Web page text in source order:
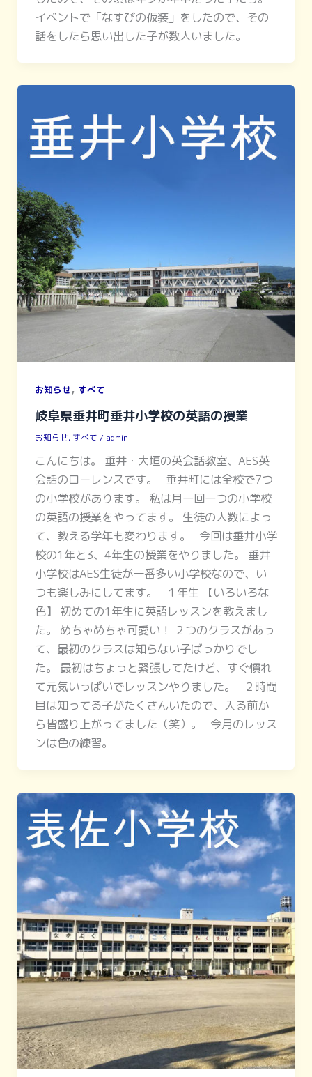
イベントで「なすびの仮装」をしたので、その
話をしたら思い出した子が数人いました。
お知らせ, すべて
岐阜県垂井町垂井小学校の英語の授業
お知らせ, すべて / admin
こんにちは。 垂井・大垣の英会話教室、AES英
会話のローレンスです。 垂井町には全校で7つ
の小学校があります。 私は月一回一つの小学校
の英語の授業をやってます。 生徒の人数によっ
て、教える学年も変わります。 今回は垂井小学
校の1年と3、4年生の授業をやりました。 垂井
小学校はAES生徒が一番多い小学校なので、い
つも楽しみにしてます。 １年生 【いろいろな
色】 初めての1年生に英語レッスンを教えまし
た。 めちゃめちゃ可愛い！ ２つのクラスがあっ
て、最初のクラスは知らない子ばっかりでし
た。 最初はちょっと緊張してたけど、すぐ慣れ
て元気いっぱいでレッスンやりました。 ２時間
目は知ってる子がたくさんいたので、入る前か
ら皆盛り上がってました（笑）。 今月のレッス
ンは色の練習。